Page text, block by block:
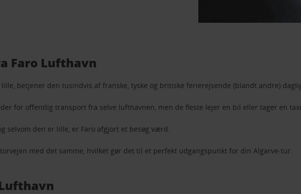
Faro Lufthavn
betjener den tusindvis af franske, tyske og britiske ferierejsende (blandt andre)
for offentlig transport fra selve lufthavnen, men de fleste lejer en bil eller tager en
selvom den er lille, er Faro afgjort et besøg værd.
med det samme, hvilket gør det til et perfekt udgangspunkt for din Algarve-tur.